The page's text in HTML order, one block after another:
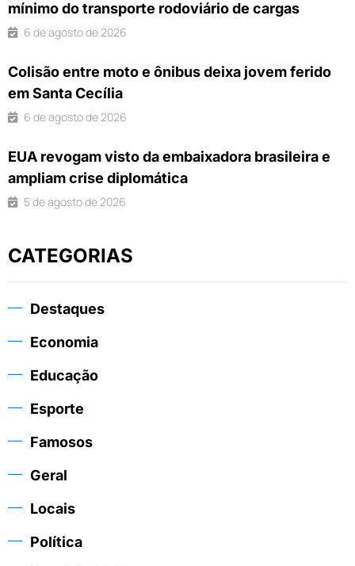
mínimo do transporte rodoviário de cargas
6 de agosto de 2026
Colisão entre moto e ônibus deixa jovem ferido
em Santa Cecília
6 de agosto de 2026
EUA revogam visto da embaixadora brasileira e
ampliam crise diplomática
5 de agosto de 2026
CATEGORIAS
Destaques
Economia
Educação
Esporte
Famosos
Geral
Locais
Política